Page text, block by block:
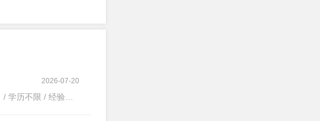
2026-07-20
/ 学历不限 / 经验不限